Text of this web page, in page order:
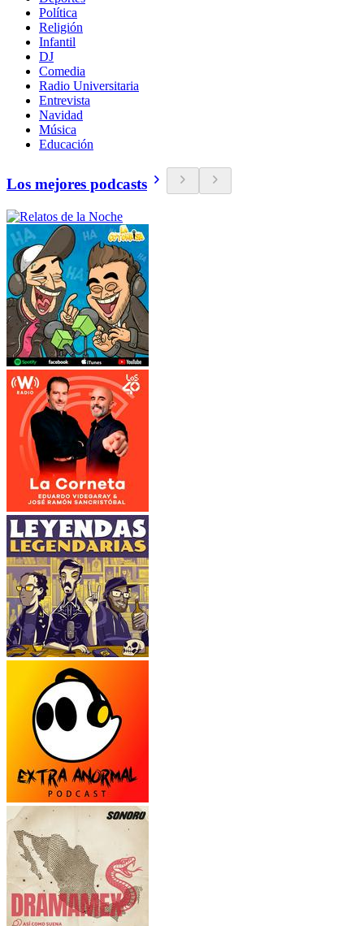
Política
Religión
Infantil
DJ
Comedia
Radio Universitaria
Entrevista
Navidad
Música
Educación
Los mejores podcasts